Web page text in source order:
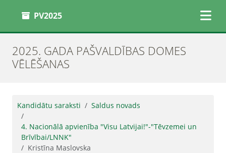
PV2025
2025. GADA PAŠVALDĪBAS DOMES
VĒLĒŠANAS
Kandidātu saraksti Saldus novads
4. Nacionālā apvienība "Visu Latvijai!"-"Tēvzemei un
Brīvībai/LNNK"
Kristīna Maslovska